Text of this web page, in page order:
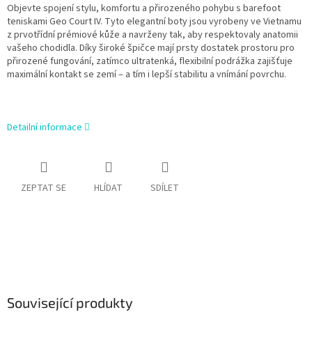
Objevte spojení stylu, komfortu a přirozeného pohybu s barefoot
teniskami Geo Court IV. Tyto elegantní boty jsou vyrobeny ve Vietnamu
z prvotřídní prémiové kůže a navrženy tak, aby respektovaly anatomii
vašeho chodidla. Díky široké špičce mají prsty dostatek prostoru pro
přirozené fungování, zatímco ultratenká, flexibilní podrážka zajišťuje
maximální kontakt se zemí – a tím i lepší stabilitu a vnímání povrchu.
Detailní informace
ZEPTAT SE HLÍDAT SDÍLET
Související produkty